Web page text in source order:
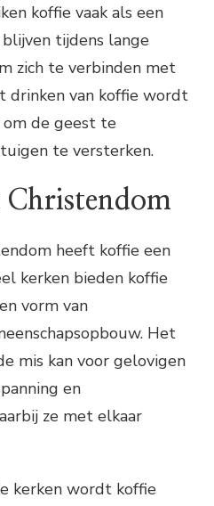
koffie vaak als een
tijdens lange
zich te verbinden met
drinken van koffie wordt
om de geest te
te versterken.
heeft koffie een
kerken bieden koffie
vorm van
Het
mis kan voor gelovigen
en
ze met elkaar
kerken wordt koffie